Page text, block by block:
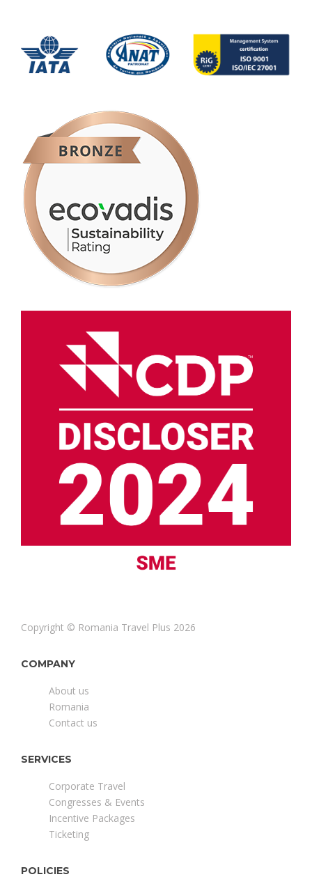
Copyright © Romania Travel Plus 2026
COMPANY
About us
Romania
Contact us
SERVICES
Corporate Travel
Congresses & Events
Incentive Packages
Ticketing
POLICIES